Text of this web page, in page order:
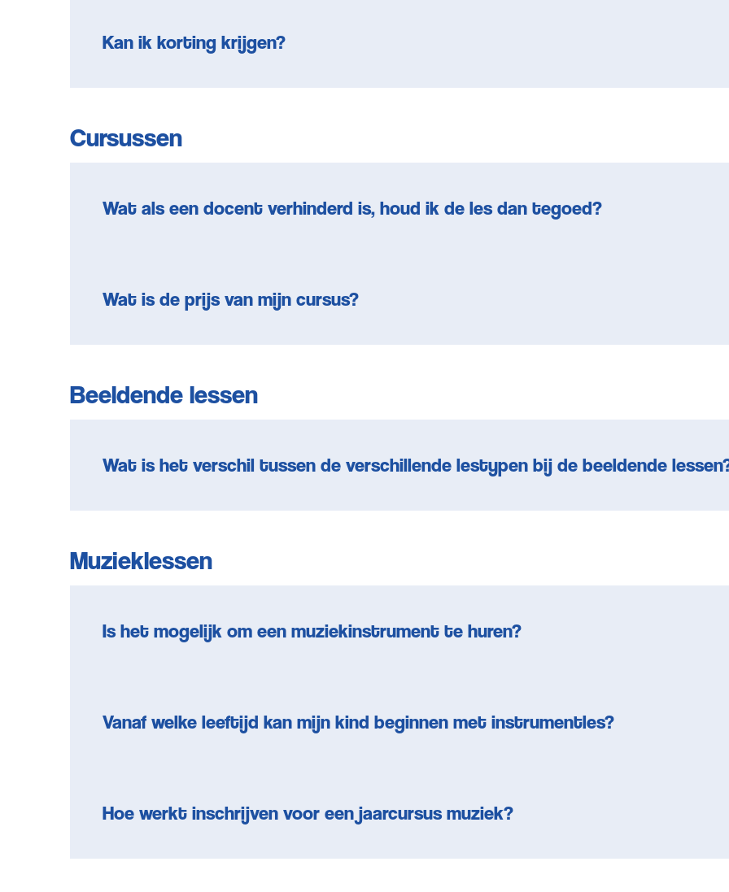
Kan ik korting krijgen?
Cursussen
Wat als een docent verhinderd is, houd ik de les dan tegoed?
Wat is de prijs van mijn cursus?
Beeldende lessen
Wat is het verschil tussen de verschillende lestypen bij de beeldende
Muzieklessen
Is het mogelijk om een muziekinstrument te huren?
Vanaf welke leeftijd kan mijn kind beginnen met instrumentles?
Hoe werkt inschrijven voor een jaarcursus muziek?